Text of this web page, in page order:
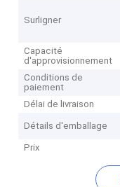
Surligner
Capacité
d'approvisionnement
Conditions de
paiement
Délai de livraison
Détails d'emballage
Prix